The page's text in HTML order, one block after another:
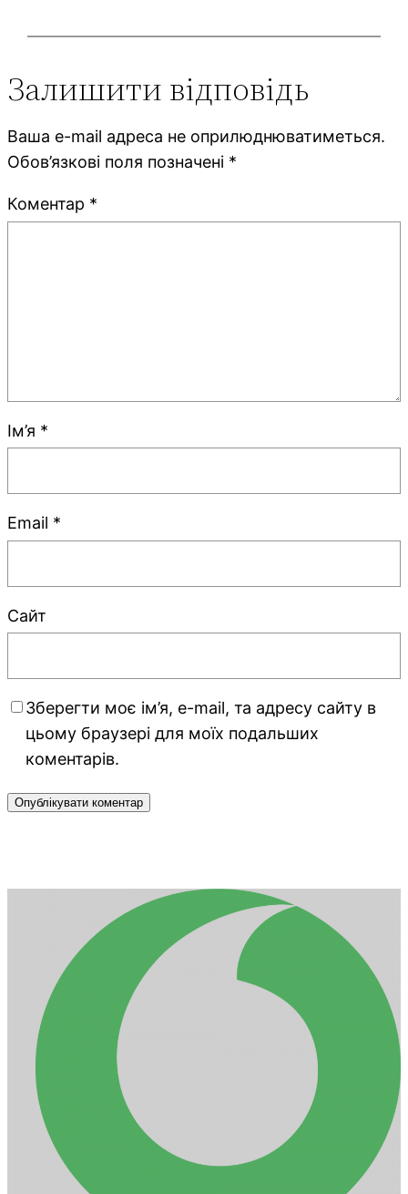
Залишити відповідь
Ваша e-mail адреса не оприлюднюватиметься.
Обов’язкові поля позначені *
Коментар *
Ім’я *
Email *
Сайт
Зберегти моє ім’я, e-mail, та адресу сайту в
цьому браузері для моїх подальших
коментарів.